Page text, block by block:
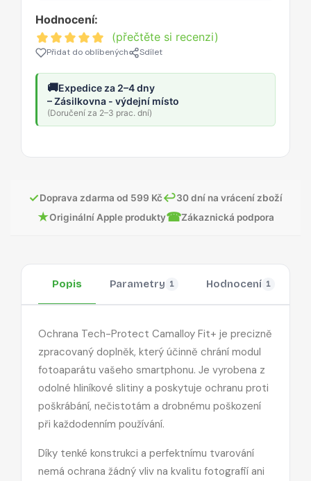
Hodnocení:
(přečtěte si recenzi)
Přidat do oblíbených Sdílet
🚚Expedice za 2–4 dny
– Zásilkovna - výdejní místo
(Doručení za 2–3 prac. dní)
✓Doprava zdarma od 599 Kč↩30 dní na vrácení zboží
★Originální Apple produkty☎Zákaznická podpora
Popis Parametry 1 Hodnocení 1
Ochrana Tech-Protect Camalloy Fit+ je precizně
zpracovaný doplněk, který účinně chrání modul
fotoaparátu vašeho smartphonu. Je vyrobena z
odolné hliníkové slitiny a poskytuje ochranu proti
poškrábání, nečistotám a drobnému poškození
při každodenním používání.
Díky tenké konstrukci a perfektnímu tvarování
nemá ochrana žádný vliv na kvalitu fotografií ani